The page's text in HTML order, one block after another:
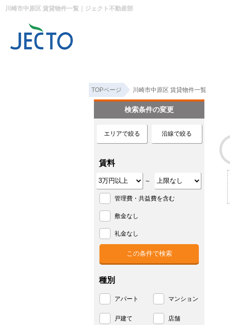
川崎市中原区 賃貸物件一覧｜ジェクト不動産部
TOPページ 川崎市中原区 賃貸物件一覧
検索条件の変更
エリアで絞る 沿線で絞る
賃料
～
管理費・共益費を含む
敷金なし
礼金なし
種別
アパート マンション
戸建て 店舗